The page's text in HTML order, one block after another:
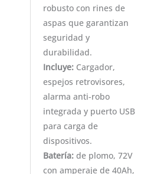
robusto con rines de
aspas que garantizan
seguridad y
durabilidad.
Incluye:Cargador,
espejos retrovisores,
alarma anti-robo
integrada y puerto USB
para carga de
dispositivos.
Batería:de plomo, 72V
con amperaje de 40Ah,